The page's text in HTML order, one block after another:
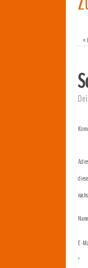
«
Name
E-
*